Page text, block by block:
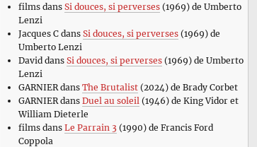
filmsdans Si douces, si perverses(1969) de Umberto
Lenzi
Jacques Cdans Si douces, si perverses(1969) de
Umberto Lenzi
David dans Si douces, si perverses(1969) de Umberto
Lenzi
GARNIERdans The Brutalist(2024) de Brady Corbet
GARNIERdans Duel au soleil (1946) de King Vidor et
William Dieterle
filmsdans Le Parrain 3 (1990) de Francis Ford
Coppola